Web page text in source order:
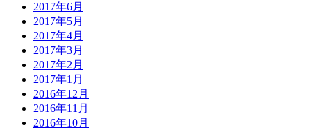
2017年6月
2017年5月
2017年4月
2017年3月
2017年2月
2017年1月
2016年12月
2016年11月
2016年10月